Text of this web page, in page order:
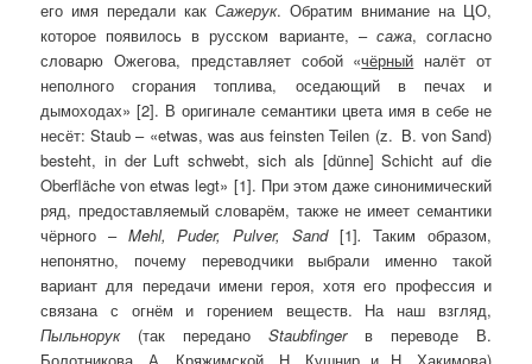
его имя передали как Сажерук. Обратим внимание на ЦО,
которое появилось в русском варианте, – сажа, согласно
словарю Ожегова, представляет собой «чёрный налёт от
неполного сгорания топлива, оседающий в печах и
дымоходах» [2]. В оригинале семантики цвета имя в себе не
несёт: Staub – «etwas, was aus feinsten Teilen (z. B. von Sand)
besteht, in der Luft schwebt, sich als [dünne] Schicht auf die
Oberfläche von etwas legt» [1]. При этом даже синонимический
ряд, предоставляемый словарём, также не имеет семантики
чёрного – Mehl,Puder,Pulver, Sand [1].Таким образом,
непонятно, почему переводчики выбрали именно такой
вариант для передачи имени героя, хотя его профессия и
связана с огнём и горением веществ. На наш взгляд,
Пыльнорук (так передано Staubfingerв переводе В.